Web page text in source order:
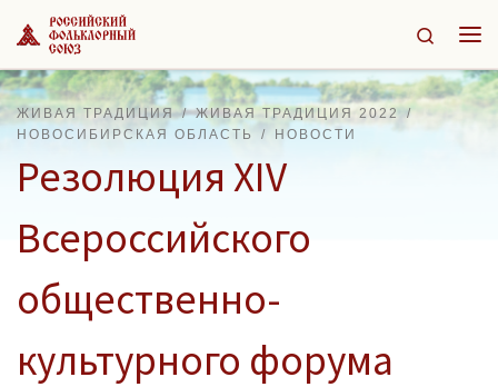
Перейти к содержимому
Search
ЖИВАЯ ТРАДИЦИЯ
ЖИВАЯ ТРАДИЦИЯ 2022
НОВОСИБИРСКАЯ ОБЛАСТЬ
НОВОСТИ
Резолюция XIV
Всероссийского
общественно-
культурного форума